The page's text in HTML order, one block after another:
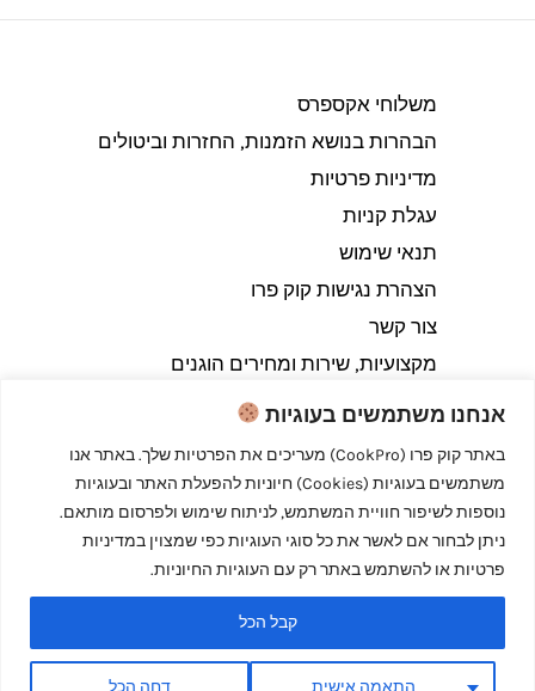
אנחנו משתמשים בעוגיות
באתר קוק פרו (CookPro) מעריכים את הפרטיות שלך. באתר אנו
משתמשים בעוגיות (Cookies) חיוניות להפעלת האתר ובעוגיות
נוספות לשיפור חוויית המשתמש, לניתוח שימוש ולפרסום מותאם.
ניתן לבחור אם לאשר את כל סוגי העוגיות כפי שמצוין במדיניות
פרטיות או להשתמש באתר רק עם העוגיות החיוניות.
התאמה אישית דחה הכל
קבל הכל
משלוחי אקספרס
הבהרות בנושא הזמנות, החזרות וביטולים​
מדיניות פרטיות
עגלת קניות
תנאי שימוש
הצהרת נגישות קוק פרו
צור קשר
מקצועיות, שירות ומחירים הוגנים
Copyright © 2026 קוק פרו - לבשל כמו מקצוענים
Powered by קוק פרו - לבשל כמו מקצוענים